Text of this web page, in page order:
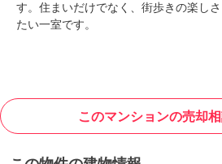
す。住まいだけでなく、街歩きの楽し
たい一室です。
このマンションの売却